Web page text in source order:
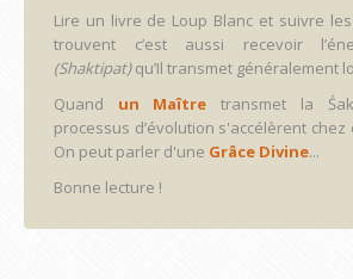
Lire un livre de Loup Blanc et suivre
trouvent c’est aussi recevoir
(Shaktipat)qu’Il transmet généralement
Quand un Maître transmet la
processus d’évolution s'accélèrent chez
On peut parler d'une Grâce Divine...
Bonne lecture !